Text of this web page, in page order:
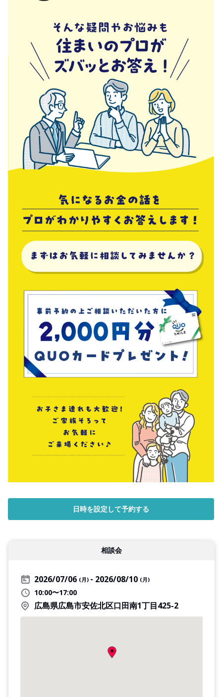
日時を設定して予約する
相談会
2026/07/06 (月) 2026/08/10 (月)
10:00〜17:00
広島県広島市安佐北区口田南1丁目425-2